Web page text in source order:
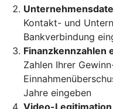
Kontakt- und
Bankverbindung
Finanzkennzahlen
Zahlen Ihrer
Jahre eingeben